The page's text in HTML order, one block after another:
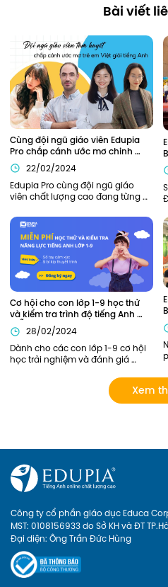
Bài viết
Cùng đội ngũ giáo viên Edupia
Pro chắp cánh ước mơ chinh
phục tiếng Anh
22/02/2024
Edupia Pro cùng đội ngũ giáo
viên chất lượng cao đang từng
em Việt Nam hiện thực hóa ước
mơ giỏi tiếng Anh như người bản
xứ.
Cơ hội cho con lớp 1-9 học thử
và kiểm tra trình độ tiếng Anh
MIỄN PHÍ
28/02/2024
Dành cho các con lớp 1-9 cơ hội
học trải nghiệm và đánh giá
cô giỏi của Edupia Pro (Edupia
Tutor). Chương trình hoàn toàn
miễn phí vì vậy ba mẹ đăng ký
Xem
Công ty cổ phần giáo dục Educa
MST: 0108156933 do Sở KH và ĐT
Đại diện: Ông Trần Đức Hùng